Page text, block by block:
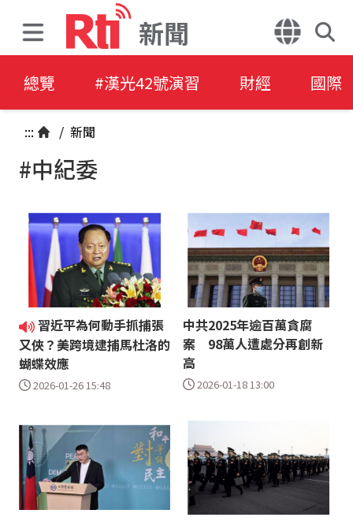
新聞
總覽 #漢光42號演習 財經 國際
::: / 新聞
#中紀委
習近平為何動手抓捕張
又俠？美跨境逮捕馬杜洛的
蝴蝶效應
2026-01-26 15:48
中共2025年逾百萬貪腐
案 98萬人遭處分再創新
高
2026-01-18 13:00